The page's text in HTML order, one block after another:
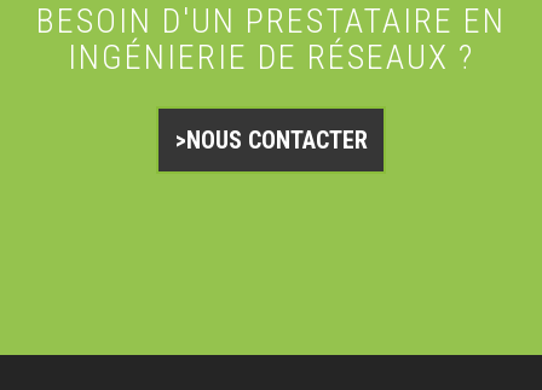
BESOIN D'UN PRESTATAIRE EN
INGÉNIERIE DE RÉSEAUX ?
>NOUS CONTACTER